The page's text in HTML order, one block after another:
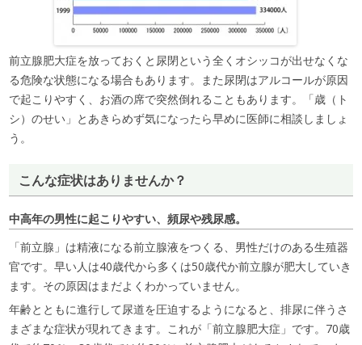
前立腺肥大症を放っておくと尿閉という全くオシッコが出せなくな
る危険な状態になる場合もあります。また尿閉はアルコールが原因
で起こりやすく、お酒の席で突然倒れることもあります。「歳（ト
シ）のせい」とあきらめず気になったら早めに医師に相談しましょ
う。
こんな症状はありませんか？
中高年の男性に起こりやすい、頻尿や残尿感。
「前立腺」は精液になる前立腺液をつくる、男性だけのある生殖器
官です。早い人は40歳代から多くは50歳代か前立腺が肥大していき
ます。その原因はまだよくわかっていません。
年齢とともに進行して尿道を圧迫するようになると、排尿に伴うさ
まざまな症状が現れてきます。これが「前立腺肥大症」です。70歳